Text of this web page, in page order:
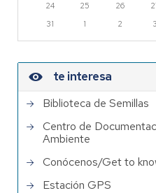
24
25 26
31
1 2 3
te interesa
Biblioteca de Semillas
Centro de
Ambiente
Conócenos/Get to
Estación GPS